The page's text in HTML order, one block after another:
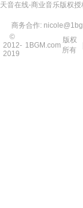
天音在线-商业音乐版权
商务合作:
©
2012-
2019
1BGM.com
版权
所有